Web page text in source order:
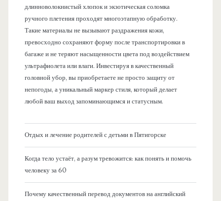
длинноволокнистый хлопок и экзотическая соломка
ручного плетения проходят многоэтапную обработку.
Такие материалы не вызывают раздражения кожи,
превосходно сохраняют форму после транспортировки в
багаже и не теряют насыщенности цвета под воздействием
ультрафиолета или влаги. Инвестируя в качественный
головной убор, вы приобретаете не просто защиту от
непогоды, а уникальный маркер стиля, который делает
любой ваш выход запоминающимся и статусным.
Отдых и лечение родителей с детьми в Пятигорске
Когда тело устаёт, а разум тревожится: как понять и помочь
человеку за 60
Почему качественный перевод документов на английский